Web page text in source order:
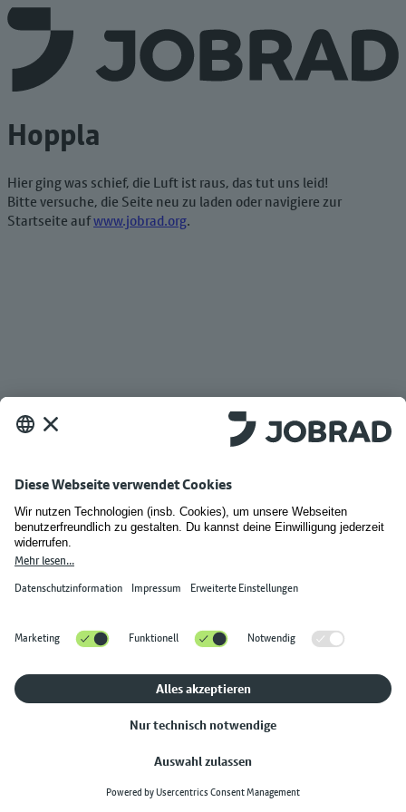
Hoppla
Hier ging was schief, die Luft ist raus, das tut uns leid!
Bitte versuche, die Seite neu zu laden oder navigiere zur
Startseite aufwww.jobrad.org.